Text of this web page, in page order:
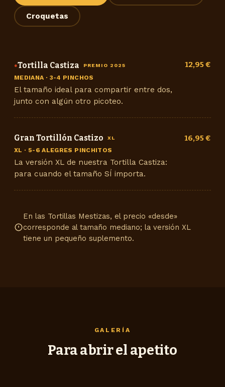
Croquetas
●Tortilla Castiza PREMIO 2025
MEDIANA · 3-4 PINCHOS
El tamaño ideal para compartir entre dos,
junto con algún otro picoteo.
12,95 €
Gran Tortillón Castizo XL
XL · 5-6 ALEGRES PINCHITOS
La versión XL de nuestra Tortilla Castiza:
para cuando el tamaño SÍ importa.
16,95 €
En las Tortillas Mestizas, el precio «desde»
corresponde al tamaño mediano; la versión XL
tiene un pequeño suplemento.
GALERÍA
Para abrir el apetito